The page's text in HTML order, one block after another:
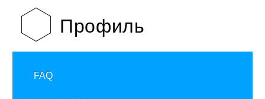
Профиль
FAQ